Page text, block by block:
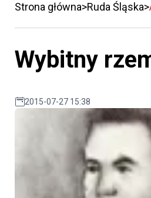
Strona główna Ruda Śląska
Wybitny
2015-07-27 15:38